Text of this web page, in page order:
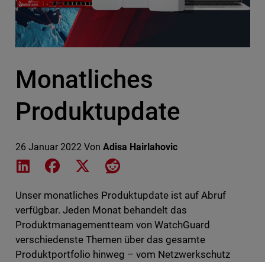
Monatliches
Produktupdate
26 Januar 2022 Von Adisa Hairlahovic
Share on LinkedIn
Share on Facebook
Share on XShare on Reddit
Unser monatliches Produktupdate ist auf Abruf
verfügbar. Jeden Monat behandelt das
Produktmanagementteam von WatchGuard
verschiedenste Themen über das gesamte
Produktportfolio hinweg – vom Netzwerkschutz